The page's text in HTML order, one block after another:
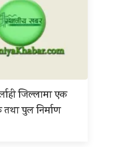
जिल्लामा एक
पुल निर्माण